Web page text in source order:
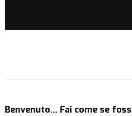
Benvenuto… Fai come se